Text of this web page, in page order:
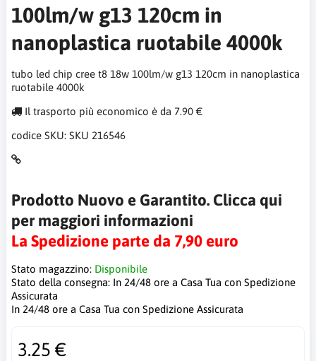
100lm/w g13 120cm in
nanoplastica ruotabile 4000k
tubo led chip cree t8 18w 100lm/w g13 120cm in nanoplastica
ruotabile 4000k
Il trasporto più economico è da 7.90 €
codice SKU: SKU 216546
Prodotto Nuovo e Garantito. Clicca qui
per maggiori informazioni
La Spedizione parte da 7,90 euro
Stato magazzino: Disponibile
Stato della consegna: In 24/48 ore a Casa Tua con Spedizione
Assicurata
In 24/48 ore a Casa Tua con Spedizione Assicurata
3.25 €